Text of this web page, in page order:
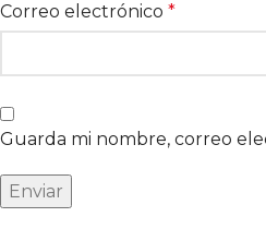
Correo electrónico *
Guarda mi nombre, correo